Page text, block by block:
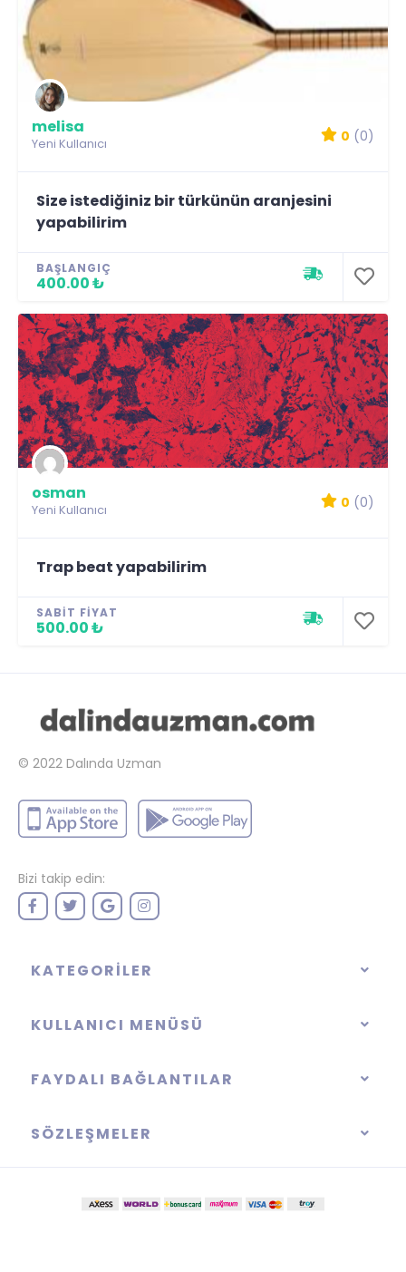
melisa
Yeni Kullanıcı 0 (0)
Size istediğiniz bir türkünün aranjesini
yapabilirim
BAŞLANGIÇ
400.00 ₺
osman
Yeni Kullanıcı 0 (0)
Trap beat yapabilirim
SABIT FIYAT
500.00 ₺
© 2022 Dalında Uzman
Bizi takip edin:
KATEGORILER
KULLANICI MENÜSÜ
FAYDALI BAĞLANTILAR
SÖZLEŞMELER